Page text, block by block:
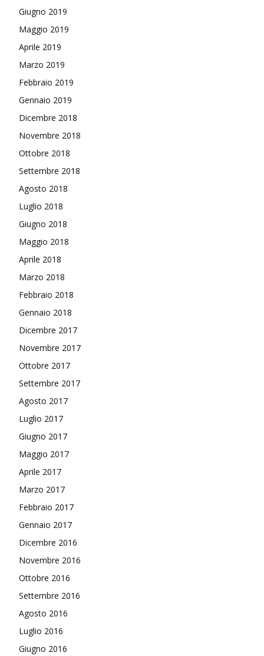
Giugno 2019
Maggio 2019
Aprile 2019
Marzo 2019
Febbraio 2019
Gennaio 2019
Dicembre 2018
Novembre 2018
Ottobre 2018
Settembre 2018
Agosto 2018
Luglio 2018
Giugno 2018
Maggio 2018
Aprile 2018
Marzo 2018
Febbraio 2018
Gennaio 2018
Dicembre 2017
Novembre 2017
Ottobre 2017
Settembre 2017
Agosto 2017
Luglio 2017
Giugno 2017
Maggio 2017
Aprile 2017
Marzo 2017
Febbraio 2017
Gennaio 2017
Dicembre 2016
Novembre 2016
Ottobre 2016
Settembre 2016
Agosto 2016
Luglio 2016
Giugno 2016